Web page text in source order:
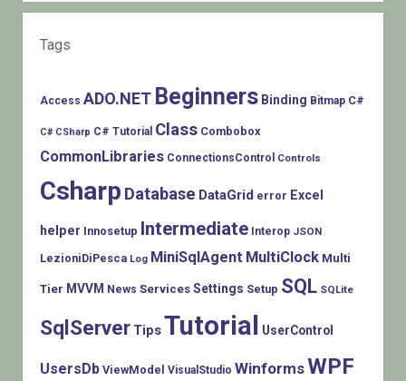
Tags
Access ADO.NET Beginners Binding Bitmap C#
C# CSharp C# Tutorial Class Combobox
CommonLibraries ConnectionsControl Controls
Csharp Database DataGrid error Excel
helper Innosetup Intermediate Interop JSON
LezioniDiPesca Log MiniSqlAgent MultiClock Multi
Tier MVVM News Services Settings Setup SQL SQLite
SqlServer TipsTutorial UserControl
UsersDb ViewModel VisualStudio WinformsWPF